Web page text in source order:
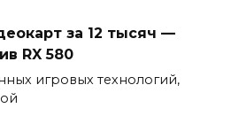
за 12 тысяч —
RX 580
игровых технологий,